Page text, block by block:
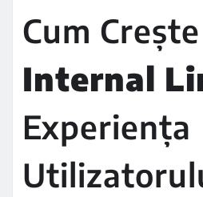
Cum Crește
Internal
Experiența